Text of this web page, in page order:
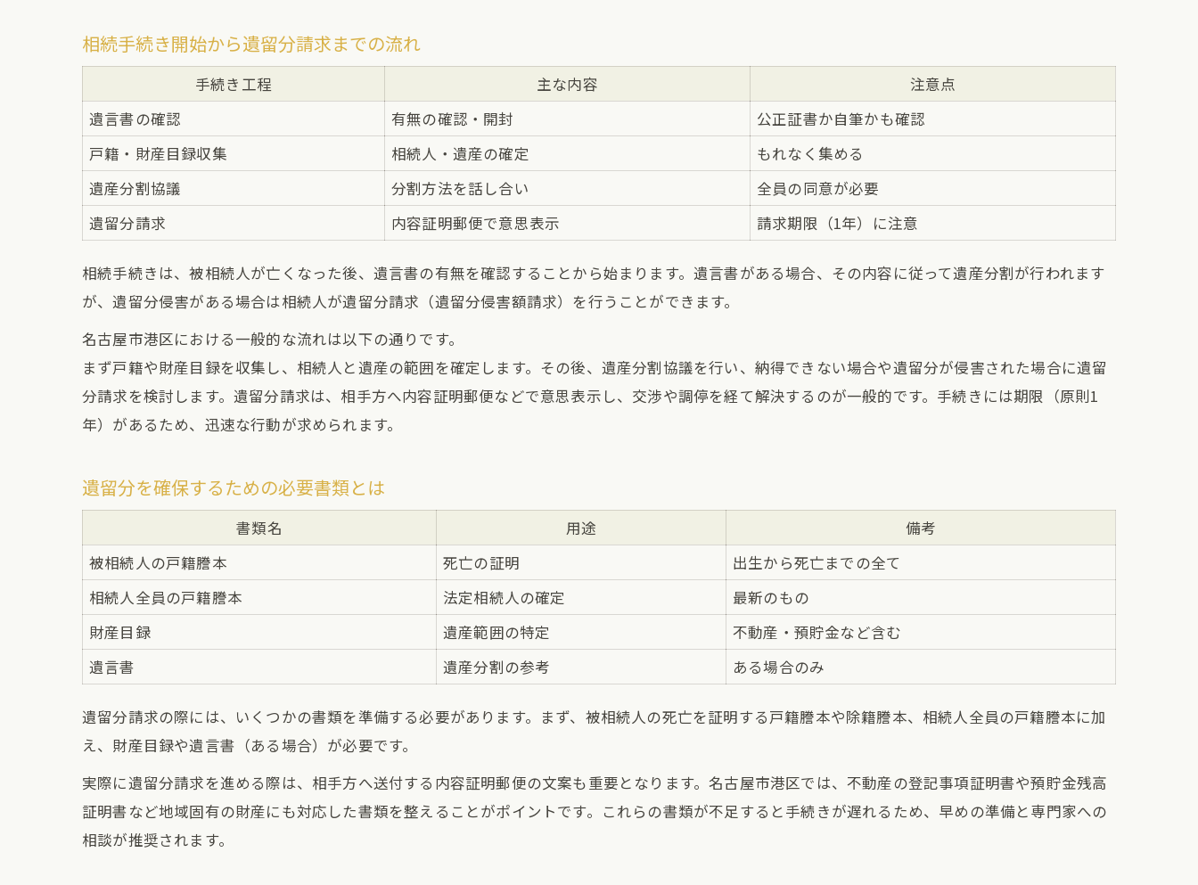
遺留分請求に必要な証拠書類と集め方
相続争いを防ぐための遺留分対策
港区で実際にあった遺産相続と遺留分の事例
名古屋市港区での相続遺留分事例比較表
遺産相続で遺留分が争点となったケース紹介
家族構成別の遺留分請求実例を検証
遺留分侵害額請求が認められた実践例
相続財産の分割方法と遺留分の影響
名古屋市で遺留分請求を検討する時のポイント
名古屋市で相続遺留分請求の相談先比較
遺留分請求を進める際の相続財産の調査法
相続手続き開始から遺留分請求までの流れ
手続き工程 主な内容
注意点
遺言書の確認
有無の確認・開封
公正証書か自筆かも確認
戸籍・財産目録収集
相続人・遺産の確定
もれなく集める
遺産分割協議
分割方法を話し合い
全員の同意が必要
遺留分請求
内容証明郵便で意思表示 請求期限（1年）に注意
相続手続きは、被相続人が亡くなった後、遺言書の有無を確認することから始まります。遺言書がある場合、その内容に従って遺産分割が行われます
が、遺留分侵害がある場合は相続人が遺留分請求（遺留分侵害額請求）を行うことができます。
名古屋市港区における一般的な流れは以下の通りです。
まず戸籍や財産目録を収集し、相続人と遺産の範囲を確定します。その後、遺産分割協議を行い、納得できない場合や遺留分が侵害された場合に遺留
分請求を検討します。遺留分請求は、相手方へ内容証明郵便などで意思表示し、交渉や調停を経て解決するのが一般的です。手続きには期限（原則1
年）があるため、迅速な行動が求められます。
遺留分を確保するための必要書類とは
書類名 用途
備考
被相続人の戸籍謄本
死亡の証明
出生から死亡までの全て
相続人全員の戸籍謄本
法定相続人の確定
最新のもの
財産目録
遺産範囲の特定
不動産・預貯金など含む
遺言書
遺産分割の参考 ある場合のみ
遺留分請求の際には、いくつかの書類を準備する必要があります。まず、被相続人の死亡を証明する戸籍謄本や除籍謄本、相続人全員の戸籍謄本に加
え、財産目録や遺言書（ある場合）が必要です。
実際に遺留分請求を進める際は、相手方へ送付する内容証明郵便の文案も重要となります。名古屋市港区では、不動産の登記事項証明書や預貯金残高
証明書など地域固有の財産にも対応した書類を整えることがポイントです。これらの書類が不足すると手続きが遅れるため、早めの準備と専門家への
相談が推奨されます。